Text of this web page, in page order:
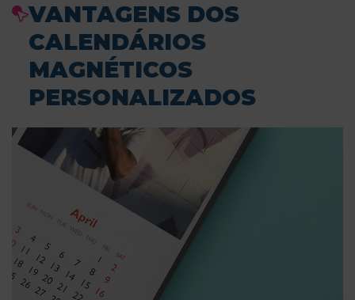
VANTAGENS DOS
CALENDÁRIOS
MAGNÉTICOS
PERSONALIZADOS